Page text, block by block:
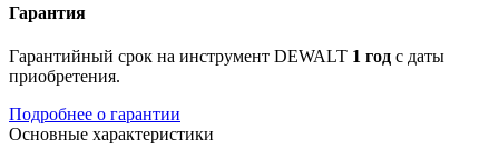
Гарантия
Гарантийный срок на инструмент DEWALT 1 год с даты
приобретения.
Подробнее о гарантии
Основные характеристики